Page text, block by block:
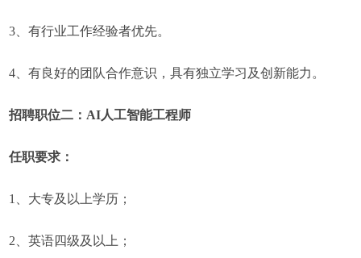
3、有行业工作经验者优先。
4、有良好的团队合作意识，具有独立学习及创新能力。
招聘职位二：AI人工智能工程师
任职要求：
1、大专及以上学历；
2、英语四级及以上；